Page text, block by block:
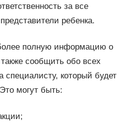
за все
ребенка.
полную информацию о
сообщить обо всех
специалисту, который будет
могут быть: